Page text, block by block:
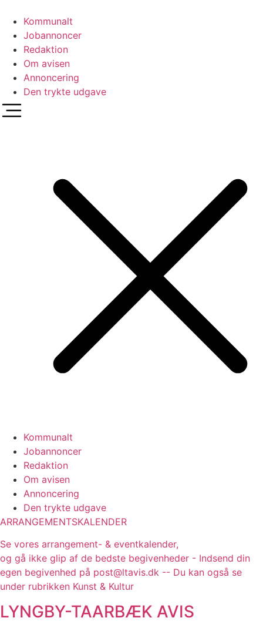
indhold
Kommunalt
Jobannoncer
Redaktion
Om avisen
Annoncering
Den trykte udgave
Kommunalt
Jobannoncer
Redaktion
Om avisen
Annoncering
Den trykte udgave
ARRANGEMENTSKALENDER
Se vores arrangement- & eventkalender,
og gå ikke glip af de bedste begivenheder - Indsend din
egen begivenhed på post@ltavis.dk -- Du kan også se
under rubrikken Kunst & Kultur
LYNGBY-TAARBÆK AVIS